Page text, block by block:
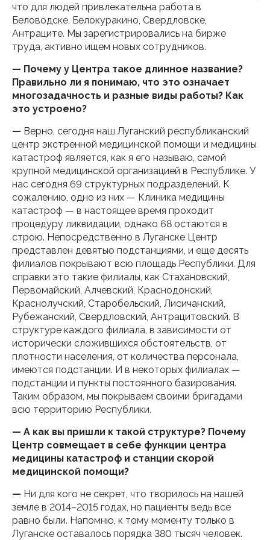
что для людей привлекательна работа в
Беловодске, Белокуракино, Свердловске,
Антраците. Мы зарегистрировались на бирже
труда, активно ищем новых сотрудников.
— Почему у Центра такое длинное название?
Правильно ли я понимаю, что это означает
многозадачность и разные виды работы? Как
это устроено?
— Верно, сегодня наш Луганский республиканский
центр экстренной медицинской помощи и медицины
катастроф является, как я его называю, самой
крупной медицинской организацией в Республике. У
нас сегодня 69 структурных подразделений. К
сожалению, одно из них — Клиника медицины
катастроф — в настоящее время проходит
процедуру ликвидации, однако 68 остаются в
строю. Непосредственно в Луганске Центр
представлен девятью подстанциями, и еще десять
филиалов покрывают всю площадь Республики. Для
справки это такие филиалы, как Стахановский,
Первомайский, Алчевский, Краснодонский,
Краснолучский, Старобельский, Лисичанский,
Рубежанский, Свердловский, Антрацитовский. В
структуре каждого филиала, в зависимости от
исторически сложившихся обстоятельств, от
плотности населения, от количества персонала,
имеются подстанции. И в некоторых филиалах —
подстанции и пункты постоянного базирования.
Таким образом, мы покрываем своими бригадами
всю территорию Республики.
— А как вы пришли к такой структуре? Почему
Центр совмещает в себе функции центра
медицины катастроф и станции скорой
медицинской помощи?
— Ни для кого не секрет, что творилось на нашей
земле в 2014–2015 годах, но пациенты ведь все
равно были. Напомню, к тому моменту только в
Луганске оставалось порядка 380 тысяч человек.